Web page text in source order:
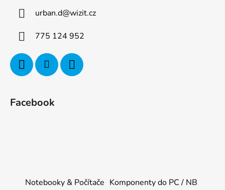
urban.d@wizit.cz
775 124 952
Facebook
Notebooky & Počítače Komponenty do PC / NB